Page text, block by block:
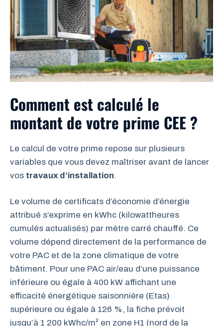
Comment est calculé le
montant de votre prime CEE ?
Le calcul de votre prime repose sur plusieurs
variables que vous devez maîtriser avant de lancer
vos travaux d’installation.
Le volume de certificats d’économie d’énergie
attribué s’exprime en kWhc (kilowattheures
cumulés actualisés) par mètre carré chauffé. Ce
volume dépend directement de la performance de
votre PAC et de la zone climatique de votre
bâtiment. Pour une PAC air/eau d’une puissance
inférieure ou égale à 400 kW affichant une
efficacité énergétique saisonnière (Etas)
supérieure ou égale à 126 %, la fiche prévoit
jusqu’à 1 200 kWhc/m² en zone H1 (nord de la